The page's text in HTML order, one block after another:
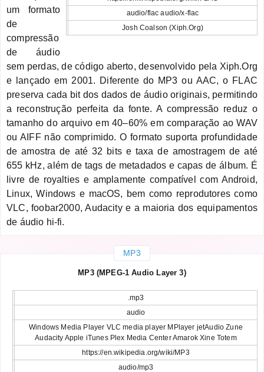
audio/flac audio/x-flac
Josh Coalson (Xiph.Org)
um formato
de
compressão
de áudio
sem perdas, de código aberto, desenvolvido pela Xiph.Org
e lançado em 2001. Diferente do MP3 ou AAC, o FLAC
preserva cada bit dos dados de áudio originais, permitindo
a reconstrução perfeita da fonte. A compressão reduz o
tamanho do arquivo em 40–60% em comparação ao WAV
ou AIFF não comprimido. O formato suporta profundidade
de amostra de até 32 bits e taxa de amostragem de até
655 kHz, além de tags de metadados e capas de álbum. É
livre de royalties e amplamente compatível com Android,
Linux, Windows e macOS, bem como reprodutores como
VLC, foobar2000, Audacity e a maioria dos equipamentos
de áudio hi-fi.
MP3
MP3 (MPEG-1 Audio Layer 3)
.mp3
audio
Windows Media Player VLC media player MPlayer jetAudio Zune
Audacity Apple iTunes Plex Media Center Amarok Xine Totem
https://en.wikipedia.org/wiki/MP3
audio/mp3